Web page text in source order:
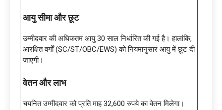
आयु सीमा और छूट
उम्मीदवार की अधिकतम आयु 30 साल निर्धारित की गई है। हालांकि,
आरक्षित वर्गों (SC/ST/OBC/EWS) को नियमानुसार आयु में छूट दी
जाएगी।
वेतन और लाभ
चयनित उम्मीदवार को प्रति माह 32,600 रुपये का वेतन मिलेगा।